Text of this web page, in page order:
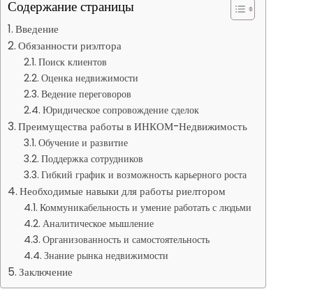
Содержание страницы
Введение
Обязанности риэлтора
Поиск клиентов
Оценка недвижимости
Ведение переговоров
Юридическое сопровождение сделок
Преимущества работы в ИНКОМ-Недвижимость
Обучение и развитие
Поддержка сотрудников
Гибкий график и возможность карьерного роста
Необходимые навыки для работы риелтором
Коммуникабельность и умение работать с людьми
Аналитическое мышление
Организованность и самостоятельность
Знание рынка недвижимости
Заключение